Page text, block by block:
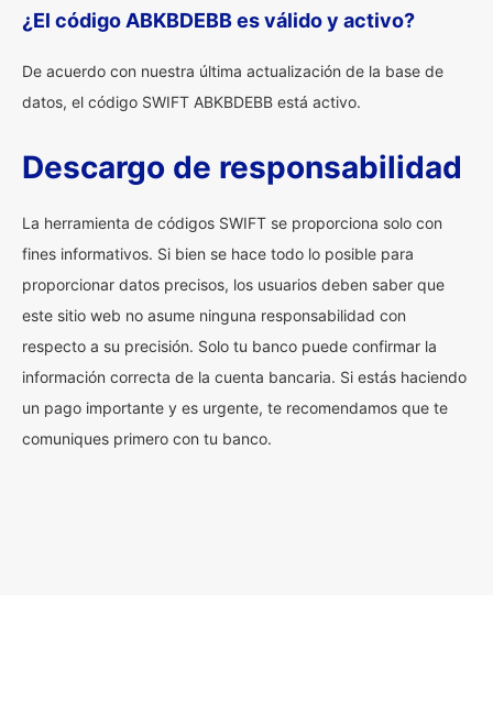
¿El código ABKBDEBB es válido y activo?
De acuerdo con nuestra última actualización de la base de
datos, el código SWIFT ABKBDEBB está activo.
Descargo de responsabilidad
La herramienta de códigos SWIFT se proporciona solo con
fines informativos. Si bien se hace todo lo posible para
proporcionar datos precisos, los usuarios deben saber que
este sitio web no asume ninguna responsabilidad con
respecto a su precisión. Solo tu banco puede confirmar la
información correcta de la cuenta bancaria. Si estás haciendo
un pago importante y es urgente, te recomendamos que te
comuniques primero con tu banco.